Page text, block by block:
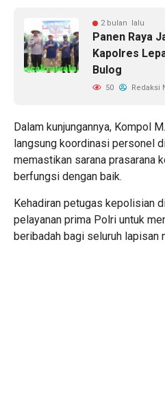
2 bulan lalu
Panen Raya
Kapolres
Bulog
50 Redaksi
Dalam kunjungannya, Kompol
langsung koordinasi personel
memastikan sarana prasarana
berfungsi dengan baik.
Kehadiran petugas kepolisian
pelayanan prima Polri untuk
beribadah bagi seluruh lapisan